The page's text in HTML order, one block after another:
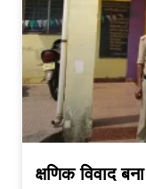
क्षणिक विवाद